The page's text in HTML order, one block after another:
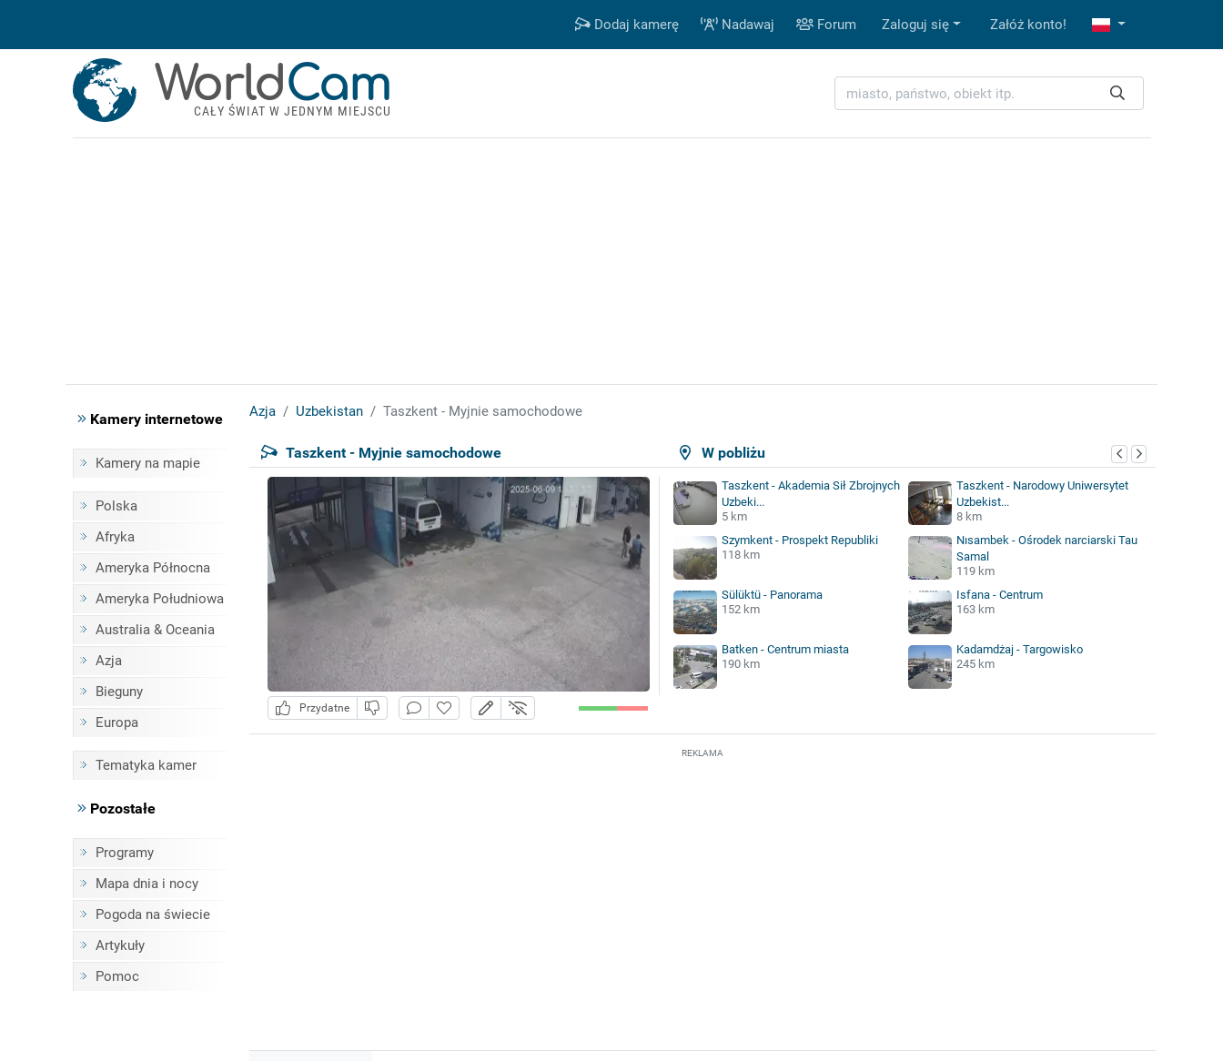
Dodaj kamerę Nadawaj Forum Zaloguj się Załóż konto!
WorldCam
CAŁY ŚWIAT W JEDNYM MIEJSCU
Kamery internetowe
Kamery na mapie
Polska
Afryka
Ameryka Północna
Ameryka Południowa
Australia & Oceania
Azja
Bieguny
Europa
Tematyka kamer
Pozostałe
Programy
Mapa dnia i nocy
Pogoda na świecie
Artykuły
Pomoc
Azja Uzbekistan Taszkent - Myjnie samochodowe
W pobliżu
Taszkent - Myjnie samochodowe
Przydatne
Taszkent - Akademia Sił Zbrojnych
Uzbeki...
5 km
Taszkent - Narodowy Uniwersytet
Uzbekist...
8 km
Szymkent - Prospekt Republiki
118 km
Nısambek - Ośrodek narciarski Tau
Samal
119 km
Sülüktü - Panorama
152 km
Isfana - Centrum
163 km
Batken - Centrum miasta
190 km
Kadamdżaj - Targowisko
245 km
REKLAMA